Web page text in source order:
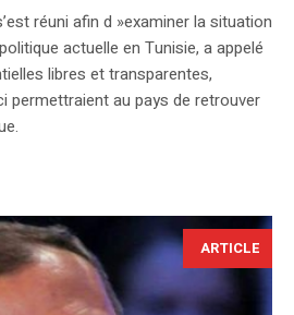
réuni afin d »examiner la situation
actuelle en Tunisie, a appelé
libres et transparentes,
permettraient au pays de retrouver
ARTICLE